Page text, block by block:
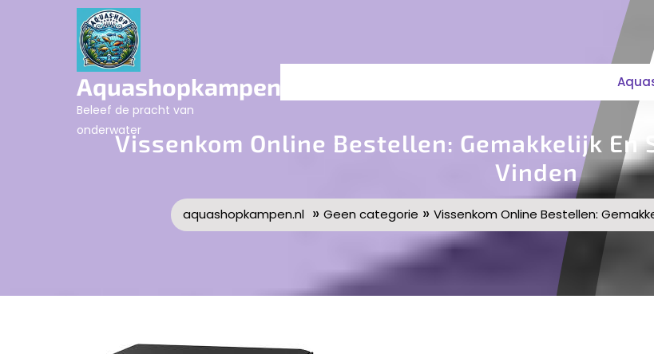
Aquashopkampen.nl
Beleef de pracht van
onderwaterVissenkom Online Bestellen: Gemakkelijk En
Vinden
aquashopkampen.nl» Geen categorie » Vissenkom Online Bestellen: